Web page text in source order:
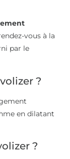
vous à la
par le
?
en dilatant
?